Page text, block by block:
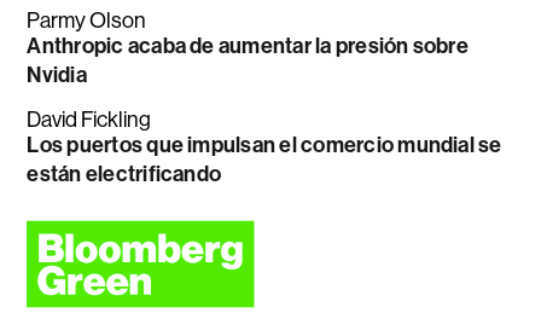
Parmy Olson
Anthropic acaba de aumentar la presión sobre
Nvidia
David Fickling
Los puertos que impulsan el comercio mundial se
están electrificando